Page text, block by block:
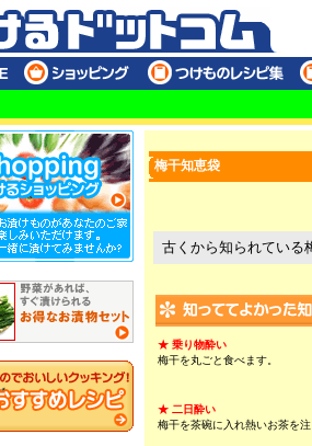
梅干知恵袋
古くから知られている
★ 乗り物酔い
梅干を丸ごと食べます。
★ 二日酔い
梅干を茶碗に入れ熱いお茶を